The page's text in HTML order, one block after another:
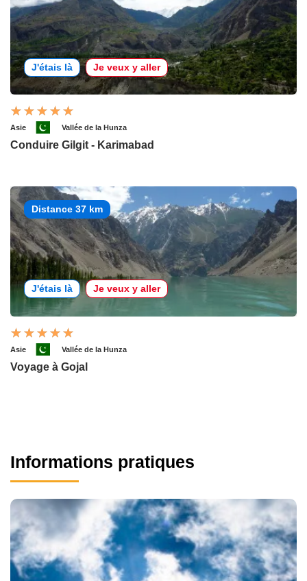
J'étais là Je veux y aller
Asie Vallée de la Hunza
Conduire Gilgit - Karimabad
Distance 37 km
J'étais là Je veux y aller
Asie Vallée de la Hunza
Voyage à Gojal
Informations pratiques